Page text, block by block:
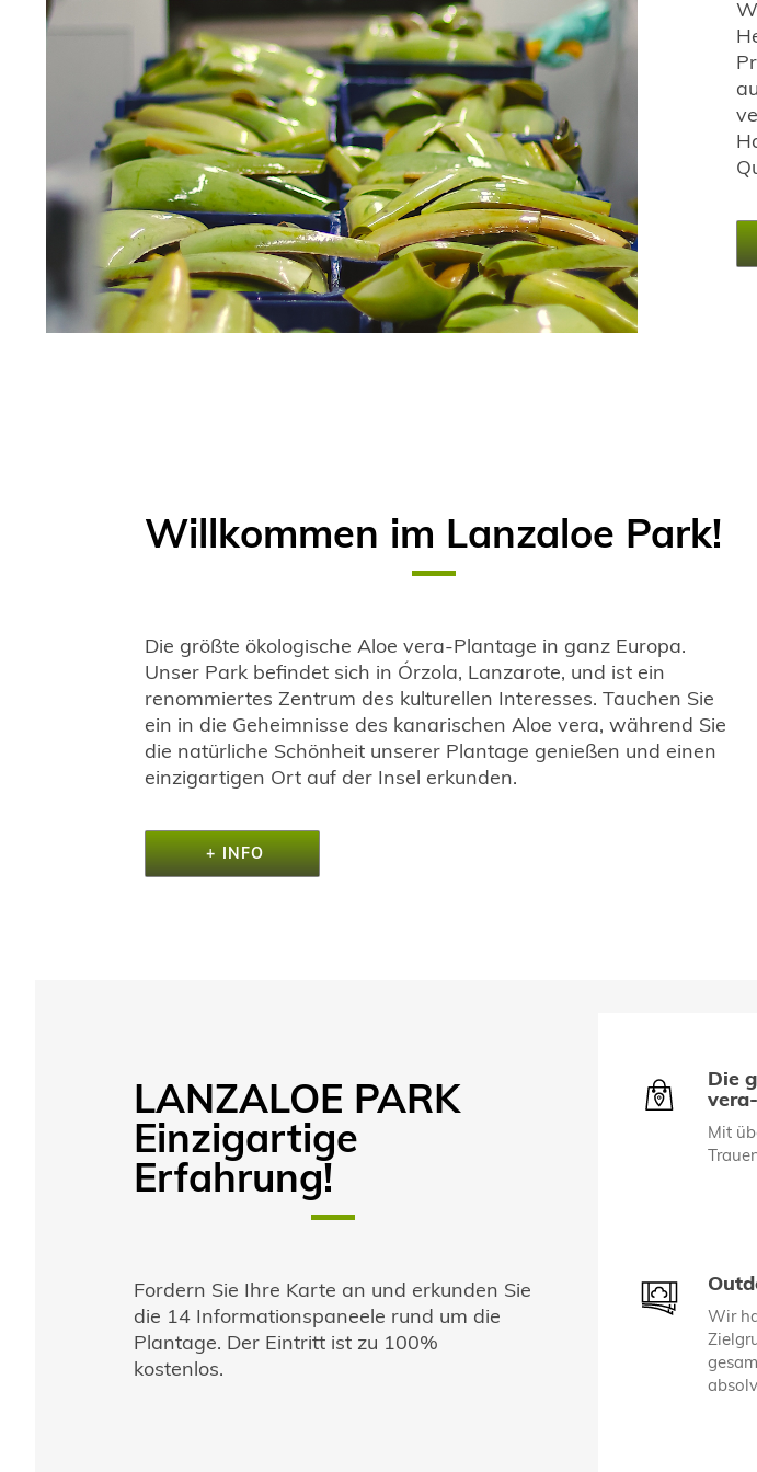
Willkommen im Lanzaloe Park!
Die größte ökologische Aloe vera-Plantage in ganz Europa.
Unser Park befindet sich in Órzola, Lanzarote, und ist ein
renommiertes Zentrum des kulturellen Interesses. Tauchen Sie
ein in die Geheimnisse des kanarischen Aloe vera, während Sie
die natürliche Schönheit unserer Plantage genießen und einen
einzigartigen Ort auf der Insel erkunden.
+ INFO
LANZALOE PARK
Einzigartige
Erfahrung!
Fordern Sie Ihre Karte an und erkunden Sie
die 14 Informationspaneele rund um die
Plantage. Der Eintritt ist zu 100%
kostenlos.
Die
Mit
Wir